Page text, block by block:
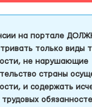
на портале
только виды
не нарушающие
страны
и содержать